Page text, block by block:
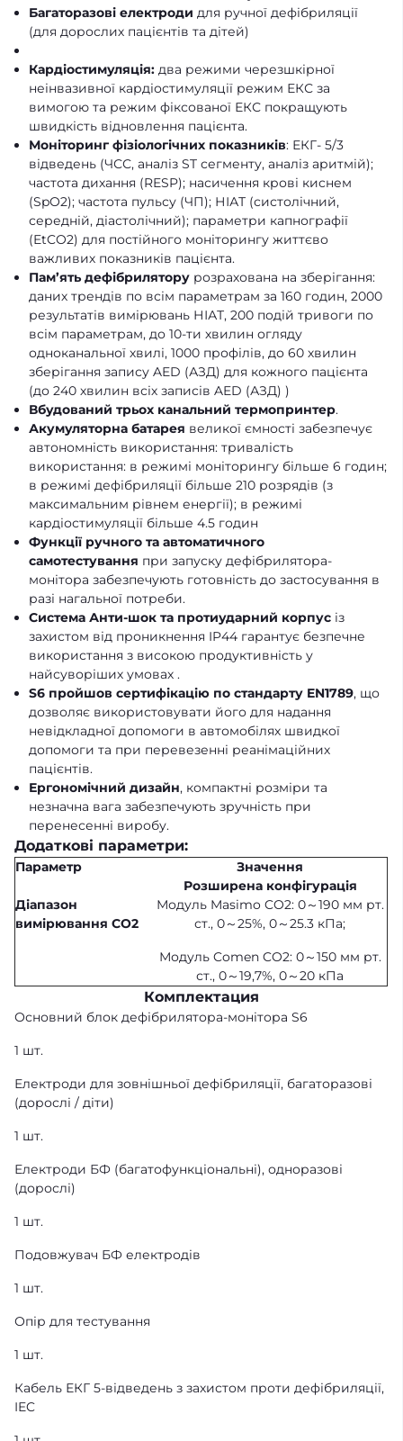
Багаторазові електроди для ручної дефібриляції
(для дорослих пацієнтів та дітей)
Кардіостимуляція: два режими черезшкірної
неінвазивної кардіостимуляції режим ЕКС за
вимогою та режим фіксованої ЕКС покращують
швидкість відновлення пацієнта.
Моніторинг фізіологічних показників: ЕКГ- 5/3
відведень (ЧСС, аналіз ST сегменту, аналіз аритмій);
частота дихання (RESP); насичення крові киснем
(SpO2); частота пульсу (ЧП); НІАТ (систолічний,
середній, діастолічний); параметри капнографії
(EtCO2) для постійного моніторингу життєво
важливих показників пацієнта.
Пам’ять дефібрилятору розрахована на зберігання:
даних трендів по всім параметрам за 160 годин, 2000
результатів вимірювань НІАТ, 200 подій тривоги по
всім параметрам, до 10-ти хвилин огляду
одноканальної хвилі, 1000 профілів, до 60 хвилин
зберігання запису AED (АЗД) для кожного пацієнта
(до 240 хвилин всіх записів AED (АЗД) )
Вбудований трьох канальний термопринтер.
Акумуляторна батарея великої ємності забезпечує
автономність використання: тривалість
використання: в режимі моніторингу більше 6 годин;
в режимі дефібриляції більше 210 розрядів (з
максимальним рівнем енергії); в режимі
кардіостимуляції більше 4.5 годин
Функції ручного та автоматичного
самотестування при запуску дефібрилятора-
монітора забезпечують готовність до застосування в
разі нагальної потреби.
Система Анти-шок та протиударний корпус із
захистом від проникнення IP44 гарантує безпечне
використання з високою продуктивність у
найсуворіших умовах .
S6 пройшов сертифікацію по стандарту EN1789, що
дозволяє використовувати його для надання
невідкладної допомоги в автомобілях швидкої
допомоги та при перевезенні реанімаційних
пацієнтів.
Ергономічний дизайн, компактні розміри та
незначна вага забезпечують зручність при
перенесенні виробу.
Додаткові параметри:
Параметр
Значення
Розширена конфігурація
Діапазон
вимірювання CO2
Модуль Masimo CO2: 0～190 мм рт.
ст., 0～25%, 0～25.3 кПа;
Модуль Comen CO2: 0～150 мм рт.
ст., 0～19,7%, 0～20 кПа
Комплектация
Основний блок дефібрилятора-монітора S6
1 шт.
Електроди для зовнішньої дефібриляції, багаторазові
(дорослі / діти)
1 шт.
Електроди БФ (багатофункціональні), одноразові
(дорослі)
1 шт.
Подовжувач БФ електродів
1 шт.
Опір для тестування
1 шт.
Кабель ЕКГ 5-відведень з захистом проти дефібриляції,
IEC